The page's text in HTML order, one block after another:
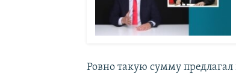
Ровно такую сумму